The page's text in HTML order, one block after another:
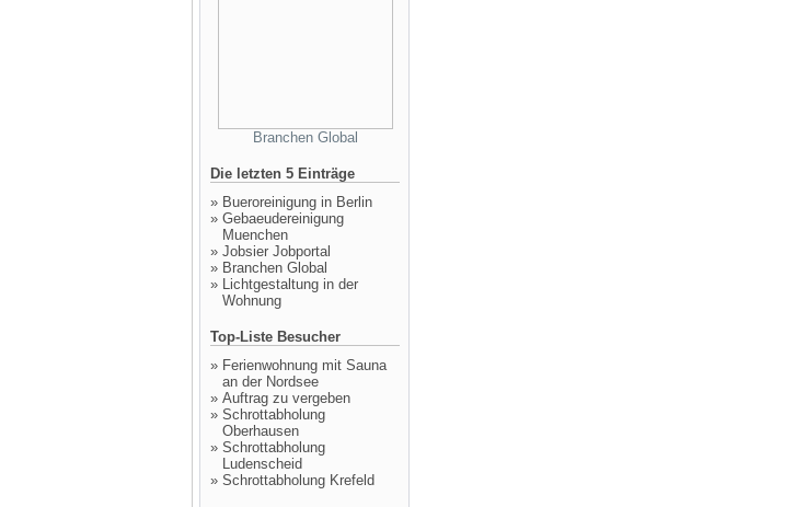
Branchen Global
Die letzten 5 Einträge
» Bueroreinigung in Berlin
» Gebaeudereinigung
Muenchen
» Jobsier Jobportal
» Branchen Global
» Lichtgestaltung in der
Wohnung
Top-Liste Besucher
» Ferienwohnung mit Sauna
an der Nordsee
» Auftrag zu vergeben
» Schrottabholung
Oberhausen
» Schrottabholung
Ludenscheid
» Schrottabholung Krefeld